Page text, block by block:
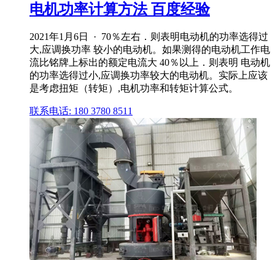
电机功率计算方法 百度经验
2021年1月6日 · 70％左右．则表明电动机的功率选得过
大,应调换功率 较小的电动机。如果测得的电动机工作电
流比铭牌上标出的额定电流大 40％以上．则表明 电动机
的功率选得过小,应调换功率较大的电动机。实际上应该
是考虑扭矩（转矩）,电机功率和转矩计算公式。
联系电话: 180 3780 8511